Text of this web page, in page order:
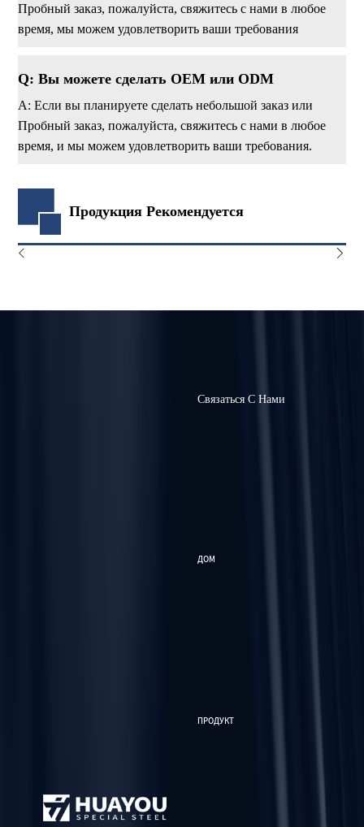
Пробный заказ, пожалуйста, свяжитесь с нами в любое
время, мы можем удовлетворить ваши требования
Q: Вы можете сделать OEM или ODM
А: Если вы планируете сделать небольшой заказ или
Пробный заказ, пожалуйста, свяжитесь с нами в любое
время, и мы можем удовлетворить ваши требования.
Продукция Рекомендуется
Связаться С Нами
ДОМ
ПРОДУКТ